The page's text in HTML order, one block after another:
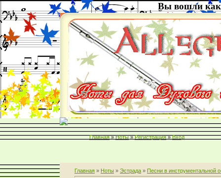
Вы вошли как
Главная » Ноты » Регистрация » Вход
Главная » Ноты » Эстрада » Песни в инструментальной